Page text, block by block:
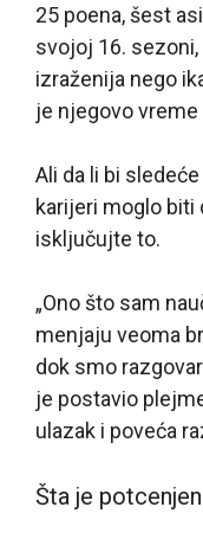
25 poena, šest
svojoj 16.
izraženija nego
je njegovo vreme
Ali da li bi
karijeri moglo biti
isključujte to.
„Ono što sam
menjaju veoma
dok smo
je postavio
ulazak i poveća
Šta je